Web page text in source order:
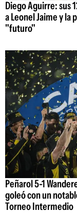
Diego Aguirre: sus
a Leonel Jaime y la
"futuro"
Peñarol 5-1
goleó con un
Torneo Intermedio